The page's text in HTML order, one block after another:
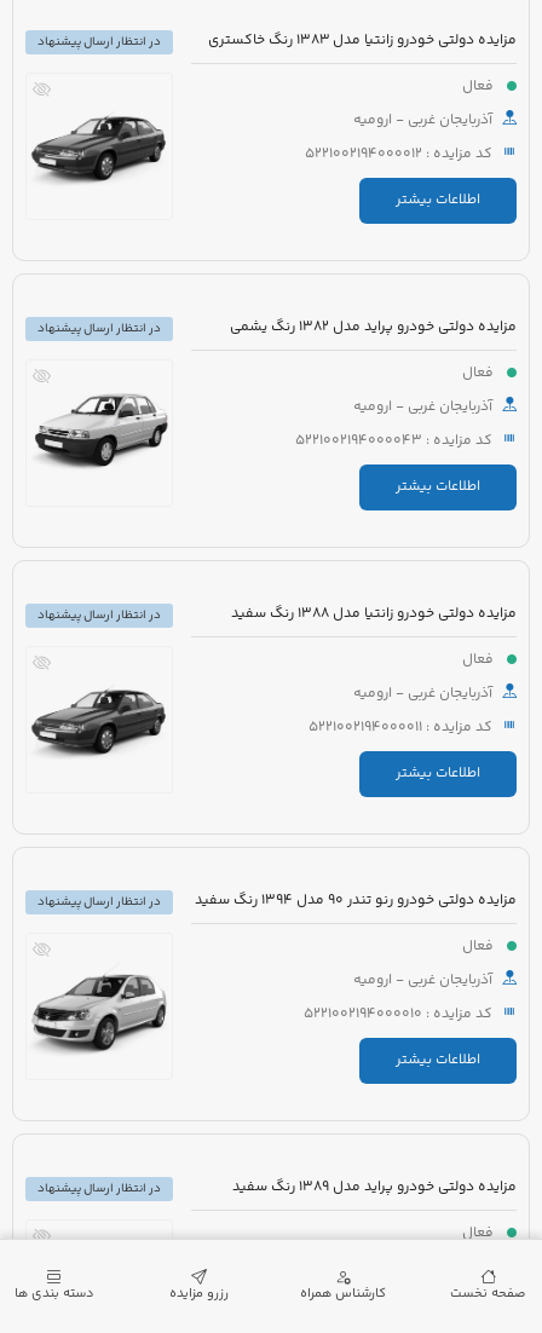
مزایده دولتی خودرو زانتیا مدل 1383 رنگ خاکستری
فعال
آذربایجان غربی - ارومیه
کد مزایده : 5221002194000012
اطلاعات بیشتر
در انتظار ارسال پیشنهاد
مزایده دولتی خودرو پراید مدل 1382 رنگ یشمی
فعال
آذربایجان غربی - ارومیه
کد مزایده : 5221002194000043
اطلاعات بیشتر
در انتظار ارسال پیشنهاد
مزایده دولتی خودرو زانتیا مدل 1388 رنگ سفید
فعال
آذربایجان غربی - ارومیه
کد مزایده : 5221002194000011
اطلاعات بیشتر
در انتظار ارسال پیشنهاد
مزایده دولتی خودرو رنو تندر 90 مدل 1394 رنگ سفید
فعال
آذربایجان غربی - ارومیه
کد مزایده : 5221002194000010
اطلاعات بیشتر
در انتظار ارسال پیشنهاد
مزایده دولتی خودرو پراید مدل 1389 رنگ سفید
فعال
آذربایجان غربی - ارومیه
کد مزایده : 5221002194000039
در انتظار ارسال پیشنهاد
صفحه نخست کارشناس همراه رزرو مزایده دسته بندی ها